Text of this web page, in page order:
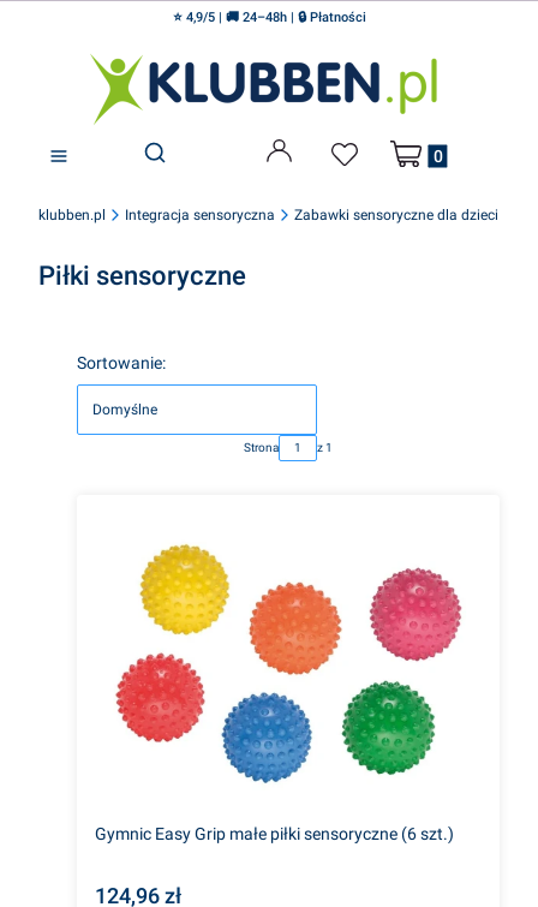
⭐ 4,9/5 | 🚚 24–48h | 🔒 Płatności
Otwórz wyszukiwarkę
Produkty w
klubben.pl Integracja sensoryczna Zabawki sensoryczne dla dzieci
Piłki sensoryczne
Lista produktów
Sortowanie:
Domyślne
Strona z 1
Gymnic Easy Grip małe piłki sensoryczne (6 szt.)
124,96 zł